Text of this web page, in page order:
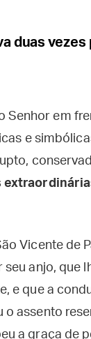
duas
Senhor em
e
Vicente de
anjo, que
e que a
o assento
a graça de